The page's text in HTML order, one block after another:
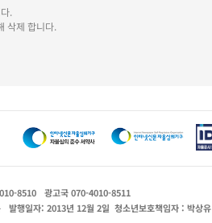
.
삭제 합니다.
8510
광고국 070-4010-8511
발행일자: 2013년 12월 2일 청소년보호책임자 : 박상유